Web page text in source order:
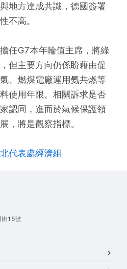
地方達成共識，德國簽署
不高。
任G7本年輪值主席，將綠
但主要方向仍係盼藉由促
、燃煤電廠運用氨共燃等
使用年限。相關訴求是否
認同，進而於氣候保護領
，將是觀察指標。
代表處經濟組
街15號